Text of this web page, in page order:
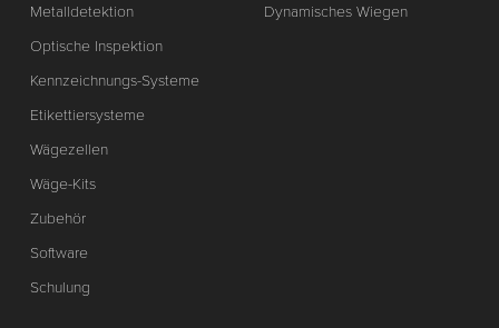
Metalldetektion
Optische Inspektion
Kennzeichnungs-Systeme
Etikettiersysteme
Wägezellen
Wäge-Kits
Zubehör
Software
Schulung
Dynamisches Wiegen